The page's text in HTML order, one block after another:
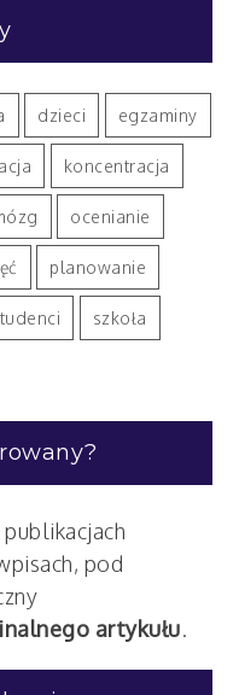
dzieci egzaminy
koncentracja
ocenianie
planowanie
szkoła
pod
artykułu.